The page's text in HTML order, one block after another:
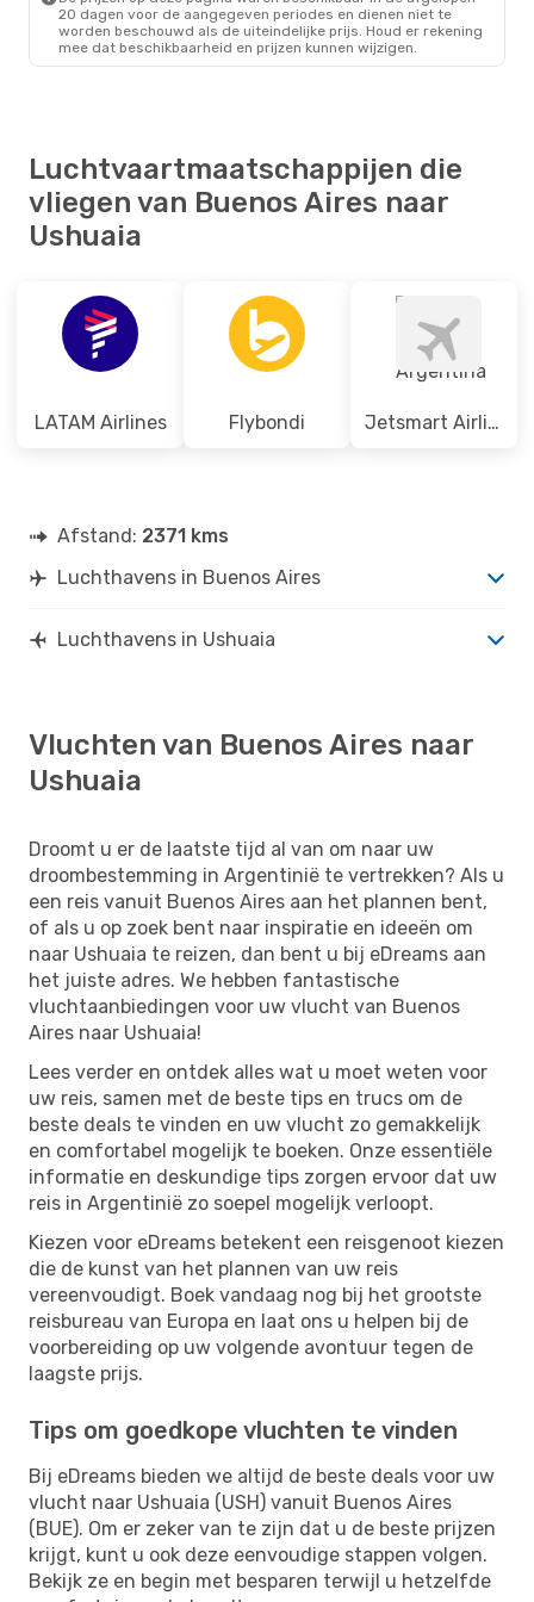
Jetsmart Airlines Direct
USH- BUE
20 dagen voor de aangegeven periodes en dienen niet te
worden beschouwd als de uiteindelijke prijs. Houd er rekening
mee dat beschikbaarheid en prijzen kunnen wijzigen.
Luchtvaartmaatschappijen die
vliegen van Buenos Aires naar
Ushuaia
LATAM Airlines Flybondi Jetsmart Airlines Argentina
Afstand: 2371 kms
Luchthavens in Buenos Aires
Luchthavens in Ushuaia
Vluchten van Buenos Aires naar
Ushuaia
Droomt u er de laatste tijd al van om naar uw
droombestemming in Argentinië te vertrekken? Als u
een reis vanuit Buenos Aires aan het plannen bent,
of als u op zoek bent naar inspiratie en ideeën om
naar Ushuaia te reizen, dan bent u bij eDreams aan
het juiste adres. We hebben fantastische
vluchtaanbiedingen voor uw vlucht van Buenos
Aires naar Ushuaia!
Lees verder en ontdek alles wat u moet weten voor
uw reis, samen met de beste tips en trucs om de
beste deals te vinden en uw vlucht zo gemakkelijk
en comfortabel mogelijk te boeken. Onze essentiële
informatie en deskundige tips zorgen ervoor dat uw
reis in Argentinië zo soepel mogelijk verloopt.
Kiezen voor eDreams betekent een reisgenoot kiezen
die de kunst van het plannen van uw reis
vereenvoudigt. Boek vandaag nog bij het grootste
reisbureau van Europa en laat ons u helpen bij de
voorbereiding op uw volgende avontuur tegen de
laagste prijs.
Tips om goedkope vluchten te vinden
Bij eDreams bieden we altijd de beste deals voor uw
vlucht naar Ushuaia (USH) vanuit Buenos Aires
(BUE). Om er zeker van te zijn dat u de beste prijzen
krijgt, kunt u ook deze eenvoudige stappen volgen.
Bekijk ze en begin met besparen terwijl u hetzelfde